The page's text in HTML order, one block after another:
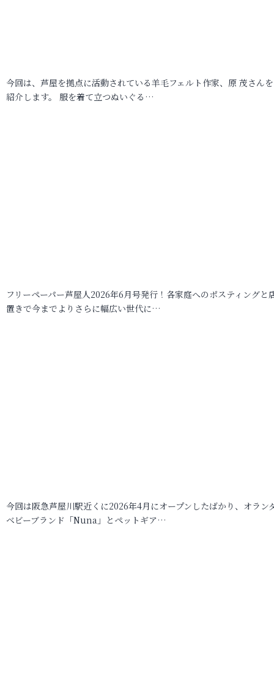
今回は、芦屋を拠点に活動されている羊毛フェルト作家、原 茂さん
紹介します。 服を着て立つぬいぐる…
フリーペーパー芦屋人2026年6月号発行！各家庭へのポスティングと
置きで今までよりさらに幅広い世代に…
今回は阪急芦屋川駅近くに2026年4月にオープンしたばかり、オラン
ベビーブランド「Nuna」とペットギア…